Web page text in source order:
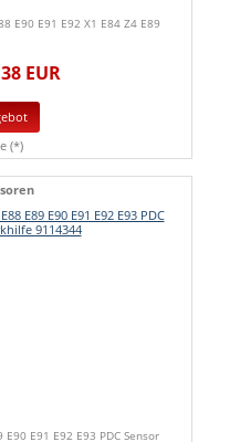
E90 E91 E92 X1 E84 Z4 E89
EUR
(*)
E90 E91 E92 E93 PDC Sensor